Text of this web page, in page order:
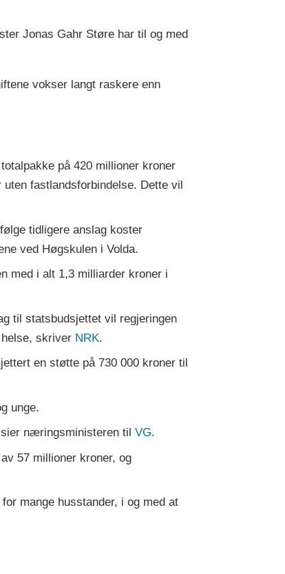
Jonas Gahr Støre har til og med
vokser langt raskere enn
på 420 millioner kroner
fastlandsforbindelse. Dette vil
tidligere anslag koster
ved Høgskulen i Volda.
med i alt 1,3 milliarder kroner i
til statsbudsjettet vil regjeringen
skriver NRK.
en støtte på 730 000 kroner til
unge.
sier næringsministeren tilVG.
57 millioner kroner, og
mange husstander, i og med at